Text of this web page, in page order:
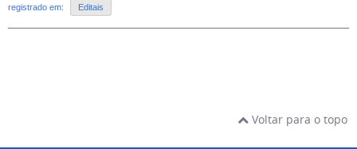
registrado em: Editais
Voltar para o topo